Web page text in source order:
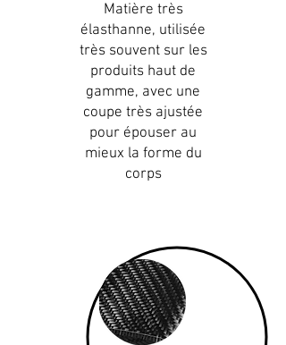
Matière très
élasthanne, utilisée
très souvent sur les
produits haut de
gamme, avec une
coupe très ajustée
pour épouser au
mieux la forme du
corps